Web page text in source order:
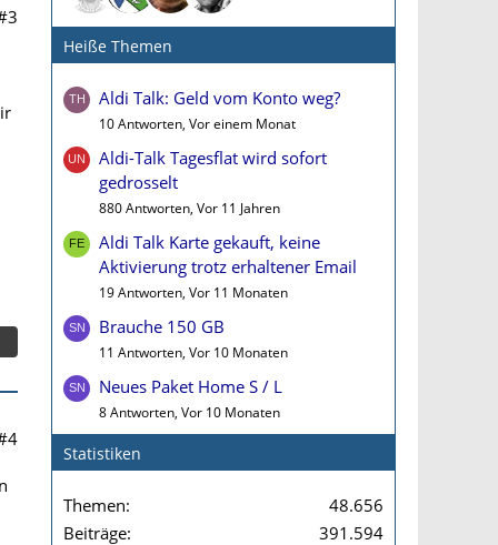
Heiße Themen
Aldi Talk: Geld vom Konto weg?
10 Antworten, Vor einem Monat
Aldi-Talk Tagesflat wird sofort
gedrosselt
880 Antworten, Vor 11 Jahren
Aldi Talk Karte gekauft, keine
Aktivierung trotz erhaltener Email
19 Antworten, Vor 11 Monaten
Brauche 150 GB
11 Antworten, Vor 10 Monaten
Neues Paket Home S / L
8 Antworten, Vor 10 Monaten
Statistiken
Themen
48.656
Beiträge
391.594